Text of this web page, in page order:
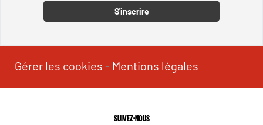
S'inscrire
Gérer les cookies - Mentions légales
SUIVEZ-NOUS